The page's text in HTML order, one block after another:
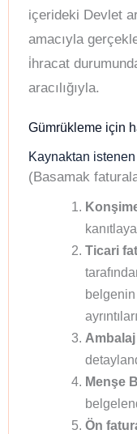
içerideki Devlet
amacıyla
i̇hracat
aracılığıyla.
Gümrükleme için
Kaynaktan
(Basamak
Ticari
Menşe
Ön